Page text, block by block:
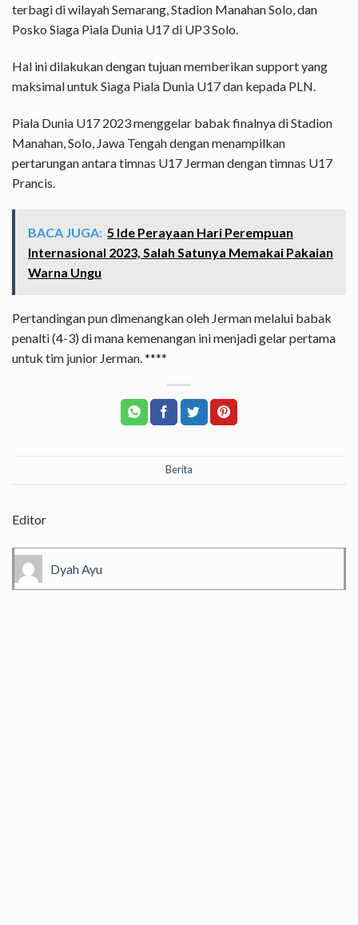
terbagi di wilayah Semarang, Stadion Manahan Solo, dan
Posko Siaga Piala Dunia U17 di UP3 Solo.
Hal ini dilakukan dengan tujuan memberikan support yang
maksimal untuk Siaga Piala Dunia U17 dan kepada PLN.
Piala Dunia U17 2023 menggelar babak finalnya di Stadion
Manahan, Solo, Jawa Tengah dengan menampilkan
pertarungan antara timnas U17 Jerman dengan timnas U17
Prancis.
BACA JUGA: 5 Ide Perayaan Hari Perempuan
Internasional 2023, Salah Satunya Memakai Pakaian
Warna Ungu
Pertandingan pun dimenangkan oleh Jerman melalui babak
penalti (4-3) di mana kemenangan ini menjadi gelar pertama
untuk tim junior Jerman. ****
Berita
Editor
Dyah Ayu